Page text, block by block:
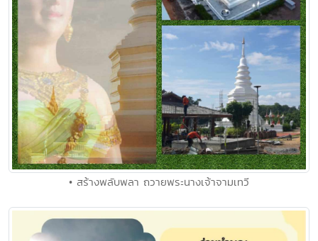
• สร้างพลับพลา ถวายพระนางเจ้าจามเทวี